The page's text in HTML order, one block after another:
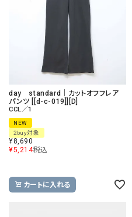
day standard｜カットオフフレア
パンツ [[d-c-019]][D]
CCL／1
NEW
2buy対象
¥8,690
¥5,214税込
カートに入れる